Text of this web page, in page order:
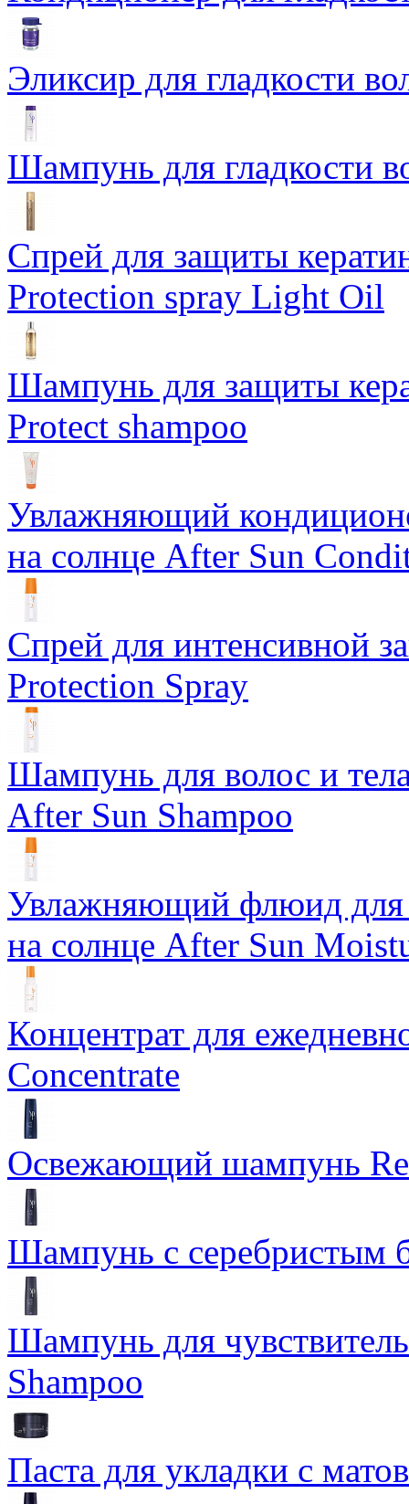
Эликсир для гладкости
Шампунь для гладкости
Cпрeй для защиты
Protection spray Light Oil
Шампунь для защиты
Protect shampoo
Увлажняющий
на солнце After Sun
Спрей для интенсивной
Protection Spray
Шампунь для волос и
After Sun Shampoo
Увлажняющий флюид для
на солнце After Sun
Концентрат для
Concentrate
Освежающий шампунь
Шампунь с серебристым
Шампунь для
Shampoo
Паста для укладки с